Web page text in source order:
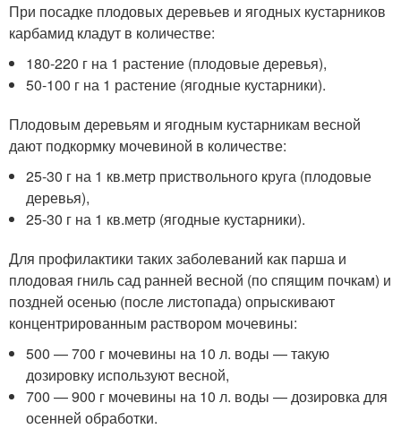
При посадке плодовых деревьев и ягодных кустарников
карбамид кладут в количестве:
180-220 г на 1 растение (плодовые деревья),
50-100 г на 1 растение (ягодные кустарники).
Плодовым деревьям и ягодным кустарникам весной
дают подкормку мочевиной в количестве:
25-30 г на 1 кв.метр приствольного круга (плодовые
деревья),
25-30 г на 1 кв.метр (ягодные кустарники).
Для профилактики таких заболеваний как парша и
плодовая гниль сад ранней весной (по спящим почкам) и
поздней осенью (после листопада) опрыскивают
концентрированным раствором мочевины:
500 — 700 г мочевины на 10 л. воды — такую
дозировку используют весной,
700 — 900 г мочевины на 10 л. воды — дозировка для
осенней обработки.